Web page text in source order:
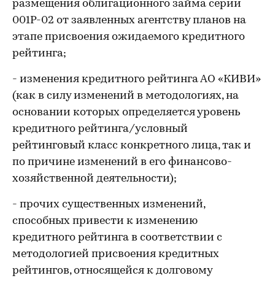
размещения облигационного займа серии
001Р-02 от заявленных агентству планов на
этапе присвоения ожидаемого кредитного
рейтинга;
- изменения кредитного рейтинга АО «КИВИ»
(как в силу изменений в методологиях, на
основании которых определяется уровень
кредитного рейтинга/условный
рейтинговый класс конкретного лица, так и
по причине изменений в его финансово-
хозяйственной деятельности);
- прочих существенных изменений,
способных привести к изменению
кредитного рейтинга в соответствии с
методологией присвоения кредитных
рейтингов, относящейся к долговому